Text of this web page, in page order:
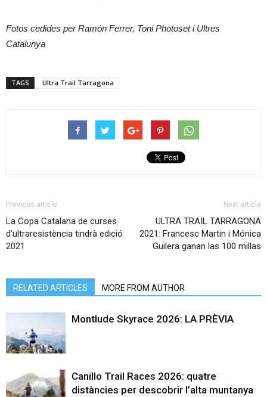
Fotos cedides per Ramón Ferrer, Toni Photoset i Ultres
Catalunya
TAGS Ultra Trail Tarragona
Previous article
La Copa Catalana de curses
d’ultraresistència tindrà edició
2021
Next article
ULTRA TRAIL TARRAGONA
2021: Francesc Martin i Mónica
Guilera ganan las 100 millas
RELATED ARTICLES MORE FROM AUTHOR
Montlude Skyrace 2026: LA PRÈVIA
Canillo Trail Races 2026: quatre
distàncies per descobrir l’alta muntanya